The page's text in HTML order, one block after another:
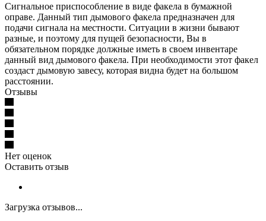
Сигнальное приспособление в виде факела в бумажной
оправе. Данный тип дымового факела предназначен для
подачи сигнала на местности. Ситуации в жизни бывают
разные, и поэтому для пущей безопасности, Вы в
обязательном порядке должные иметь в своем инвентаре
данный вид дымового факела. При необходимости этот факел
создаст дымовую завесу, которая видна будет на большом
расстоянии.
Отзывы
Нет оценок
Оставить отзыв
Загрузка отзывов...